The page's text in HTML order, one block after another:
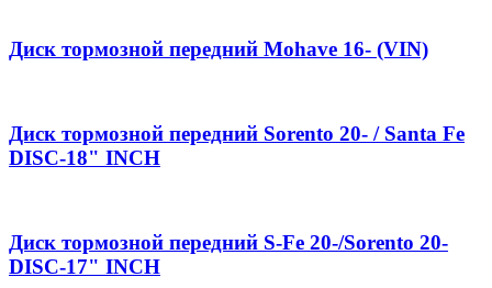
Диск тормозной передний Mohave 16- (VIN)
Диск тормозной передний Sorento 20- / Santa Fe
DISC-18" INCH
Диск тормозной передний S-Fe 20-/Sorento 20-
DISC-17" INCH